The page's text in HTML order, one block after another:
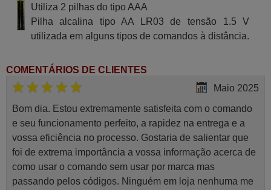
Utiliza 2 pilhas do tipo AAA
Pilha alcalina tipo AA LR03 de tensão 1.5 V
utilizada em alguns tipos de comandos à distância.
COMENTÁRIOS DE CLIENTES
Maio 2025
Bom dia. Estou extremamente satisfeita com o comando
e seu funcionamento perfeito, a rapidez na entrega e a
vossa eficiência no processo. Gostaria de salientar que
foi de extrema importância a vossa informação acerca de
como usar o comando sem usar por marca mas
passando pelos códigos. Ninguém em loja nenhuma me